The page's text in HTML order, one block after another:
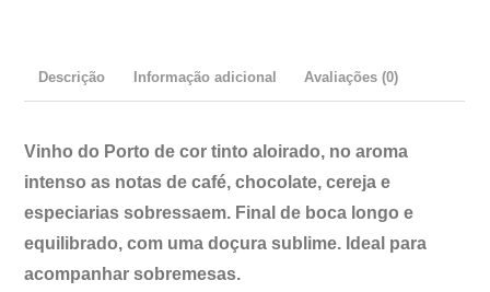
Descrição Informação adicional Avaliações (0)
Vinho do Porto de cor tinto aloirado, no aroma
intenso as notas de café, chocolate, cereja e
especiarias sobressaem. Final de boca longo e
equilibrado, com uma doçura sublime. Ideal para
acompanhar sobremesas.